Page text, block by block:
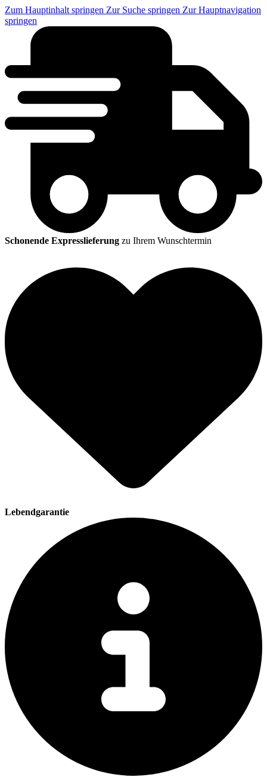
Zum Hauptinhalt springen Zur Suche springen Zur Hauptnavigation
springen
Schonende Expresslieferung zu Ihrem Wunschtermin
Lebendgarantie